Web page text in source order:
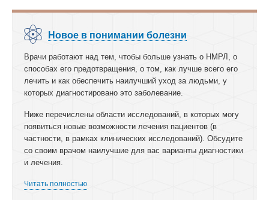
Новое в понимании болезни
Врачи работают над тем, чтобы больше узнать о НМРЛ, о
способах его предотвращения, о том, как лучше всего его
лечить и как обеспечить наилучший уход за людьми, у
которых диагностировано это заболевание.
Ниже перечислены области исследований, в которых могу
появиться новые возможности лечения пациентов (в
частности, в рамках клинических исследований). Обсудите
со своим врачом наилучшие для вас варианты диагностики
и лечения.
Читать полностью